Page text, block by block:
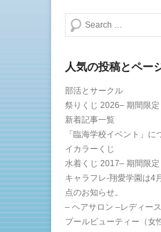
)
検索する
人気の投稿とペー
部活とサークル
祭りくじ 2026– 期間限
新着記事一覧
「臨海学校イベント」
イカラーくじ
水着くじ 2017– 期間限
キャラフレ-翔愛学園は4
点のお知らせ。
– ヘアサロン –レディー
プールビューティー（女